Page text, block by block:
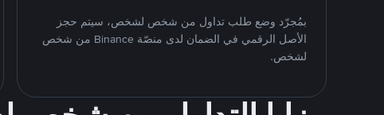
بمُجرّد وضع طلب تداول من شخص لشخص، سيتم حجز
الأصل الرقمي في الضمان لدى منصّة Binance من شخص
لشخص.